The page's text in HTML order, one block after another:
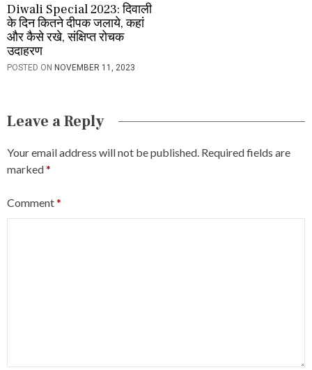
Diwali Special 2023: दिवाली
के दिन कितने दीपक जलाये, कहां
और कैसे रखे, संक्षिप्त रोचक
उदाहरण
POSTED ON NOVEMBER 11, 2023
Leave a Reply
Your email address will not be published. Required fields are
marked*
Comment*